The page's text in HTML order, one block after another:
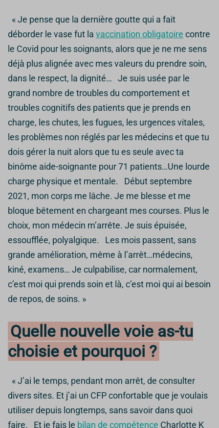
« Je pense que la dernière goutte qui a fait
déborder le vase fut la vaccination obligatoire contre
le Covid pour les soignants, alors que je ne me sens
déjà plus alignée avec mes valeurs du prendre soin,
dans le respect, la dignité… Je suis usée par le
grand nombre de troubles du comportement et
troubles cognitifs des patients que je prends en
charge, les chutes, les fugues, les urgences vitales,
les problèmes non réglés par les médecins et que tu
dois gérer la nuit alors que tu es seule avec ta
binôme aide-soignante pour 71 patients…Une lourde
charge physique et mentale. Début septembre
2021, mon corps me lâche. Je me blesse et me
bloque bêtement en chargeant mes courses. Plus le
choix, mon médecin m’arrête. Je suis épuisée,
essoufflée, polyalgique. Les mois passent, sans
grande amélioration, même à l’arrêt…médecins,
kiné, examens… Je culpabilise, car normalement,
c’est moi qui prends soin et là, c’est moi qui ai besoin
de repos, de soins. »
Quelle nouvelle voie as-tu
choisie et pourquoi ?
« J’ai le temps, pendant mon arrêt, de consulter
divers sites. Et j’ai un CFP confortable que je voulais
utiliser depuis longtemps, sans savoir dans quoi
faire. Et je fais le bilan de compétence Charlotte K